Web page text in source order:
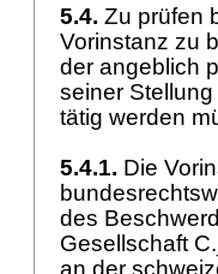
5.4. Zu prüfen
Vorinstanz zu
der angeblich
seiner
tätig werden
5.4.1. Die
des
Gesellschaft
an der